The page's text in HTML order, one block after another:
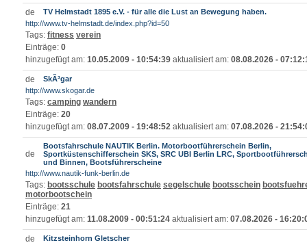
TV Helmstadt 1895 e.V. - für alle die Lust an Bewegung haben.
http://www.tv-helmstadt.de/index.php?id=50
Tags: fitness verein
Einträge: 0
hinzugefügt am: 10.05.2009 - 10:54:39 aktualisiert am: 08.08.2026 -
SkÃ³gar
http://www.skogar.de
Tags: camping wandern
Einträge: 20
hinzugefügt am: 08.07.2009 - 19:48:52 aktualisiert am: 07.08.2026 -
Bootsfahrschule NAUTIK Berlin. Motorbootführerschein Berlin,
Sportküstenschifferschein SKS, SRC UBI Berlin LRC,
und Binnen, Bootsführerscheine
http://www.nautik-funk-berlin.de
Tags: bootsschule bootsfahrschule segelschule bootsschein
motorbootschein
Einträge: 21
hinzugefügt am: 11.08.2009 - 00:51:24 aktualisiert am: 07.08.2026 -
Kitzsteinhorn Gletscher